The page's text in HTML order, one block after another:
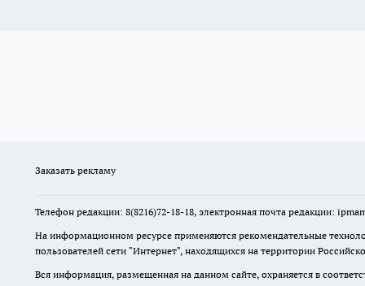
Заказать рекламу
Телефон редакции: 8(8216)72-18-18, электронная почта редакции:
На информационном ресурсе применяются рекомендательные
пользователей сети "Интернет", находящихся на территории
Вся информация, размещенная на данном сайте, охраняется в